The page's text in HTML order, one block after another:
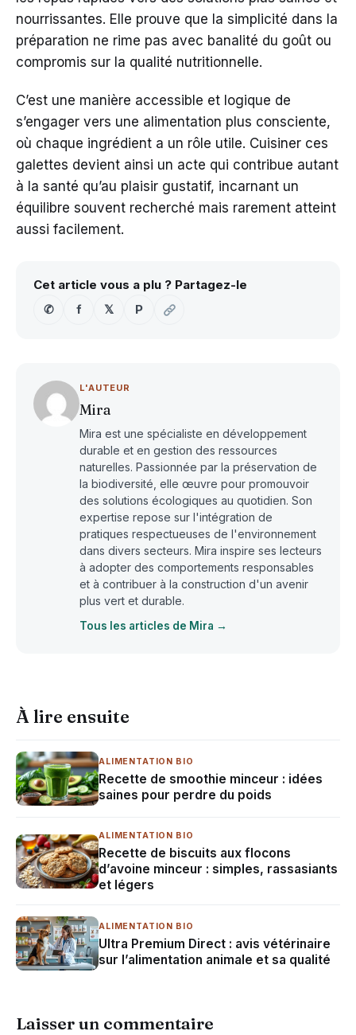
nourrissantes. Elle prouve que la simplicité dans la
préparation ne rime pas avec banalité du goût ou
compromis sur la qualité nutritionnelle.
C’est une manière accessible et logique de
s’engager vers une alimentation plus consciente,
où chaque ingrédient a un rôle utile. Cuisiner ces
galettes devient ainsi un acte qui contribue autant
à la santé qu’au plaisir gustatif, incarnant un
équilibre souvent recherché mais rarement atteint
aussi facilement.
Cet article vous a plu ? Partagez-le
✆
f 𝕏 P
L'AUTEUR
Mira
Mira est une spécialiste en développement
durable et en gestion des ressources
naturelles. Passionnée par la préservation de
la biodiversité, elle œuvre pour promouvoir
des solutions écologiques au quotidien. Son
expertise repose sur l'intégration de
pratiques respectueuses de l'environnement
dans divers secteurs. Mira inspire ses lecteurs
à adopter des comportements responsables
et à contribuer à la construction d'un avenir
plus vert et durable.
Tous les articles de Mira →
À lire ensuite
ALIMENTATION BIO
Recette de smoothie minceur : idées
saines pour perdre du poids
ALIMENTATION BIO
Recette de biscuits aux flocons
d’avoine minceur : simples, rassasiants
et légers
ALIMENTATION BIO
Ultra Premium Direct : avis vétérinaire
sur l’alimentation animale et sa qualité
Laisser un commentaire